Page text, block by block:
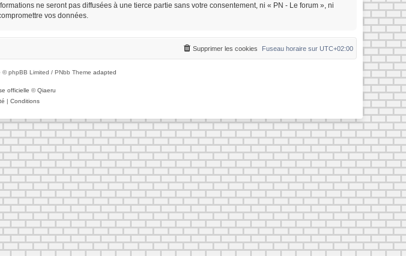
ne seront pas diffusées à une tierce partie sans votre consentement, ni « PN - Le forum », ni
vos données.
Fuseau horaire sur UTC+02:00
Supprimer les cookies
© phpBB Limited / PNbb Theme adapted
officielle ©Qiaeru
| Conditions